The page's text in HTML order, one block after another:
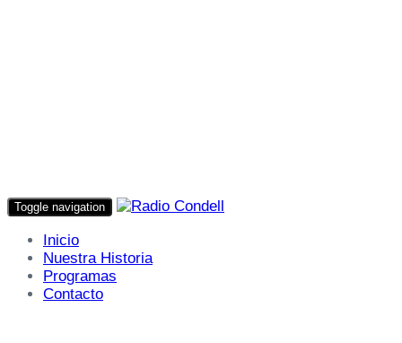
Toggle navigation
Inicio
Nuestra Historia
Programas
Contacto